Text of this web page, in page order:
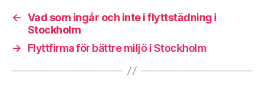
← Vad som ingår och inte i flyttstädning i
Stockholm
→
Flyttfirma för bättre miljö i Stockholm